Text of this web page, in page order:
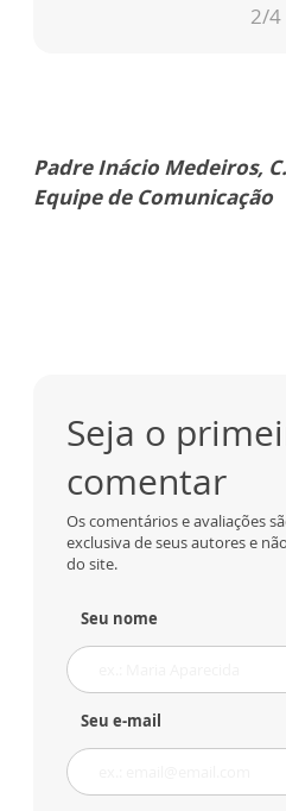
2/4
Padre Inácio Medeiros,
Equipe de Comunicação
Seja o
comentar
Os comentários e avaliações
exclusiva de seus autores e
do site.
Seu nome
Seu e-mail